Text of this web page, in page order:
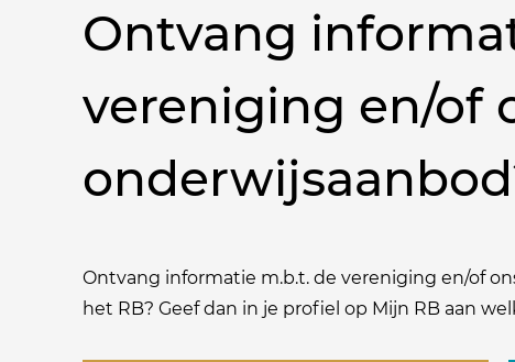
Ontvang
vereniging en/of
Ontvang informatie m.b.t. de vereniging en/of
het RB? Geef dan in je profiel op Mijn RB aan